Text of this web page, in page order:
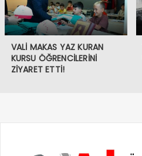
VALİ MAKAS YAZ KURAN
KURSU ÖĞRENCİLERİNİ
ZİYARET ETTİ!